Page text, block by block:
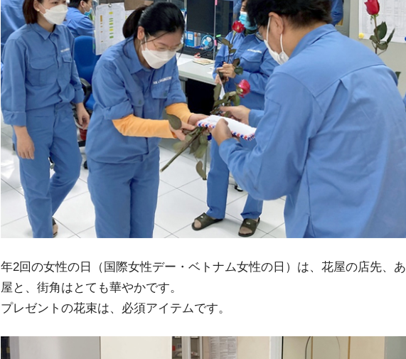
年2回の女性の日（国際女性デー・ベトナム女性の日）は、花屋の店先、
屋と、街角はとても華やかです。
プレゼントの花束は、必須アイテムです。